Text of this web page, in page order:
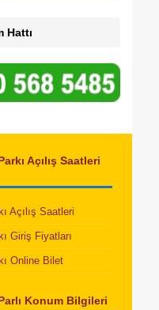
Hattı
Açılış Saatleri
Açılış Saatleri
Giriş Fiyatları
Online Bilet
Konum Bilgileri